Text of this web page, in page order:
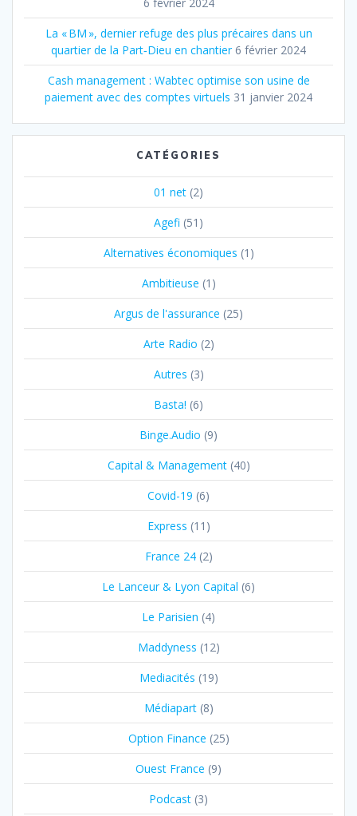
La « BM », dernier refuge des plus précaires dans un
quartier de la Part‐Dieu en chantier 6 février 2024
Cash management : Wabtec optimise son usine de
paiement avec des comptes virtuels 31 janvier 2024
CATÉGORIES
01 net (2)
Agefi (51)
Alternatives économiques (1)
Ambitieuse (1)
Argus de l'assurance (25)
Arte Radio (2)
Autres (3)
Basta! (6)
Binge.Audio (9)
Capital & Management(40)
Covid-19 (6)
Express (11)
France 24(2)
Le Lanceur & Lyon Capital (6)
Le Parisien (4)
Maddyness (12)
Mediacités (19)
Médiapart(8)
Option Finance (25)
Ouest France (9)
Podcast (3)